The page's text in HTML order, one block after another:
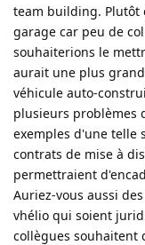
team building. Plutôt
garage car peu de
souhaiterions le
aurait une plus
véhicule auto-
plusieurs problèmes
exemples d'une telle
contrats de mise à
permettraient
Auriez-vous aussi
vhélio qui soient
collègues souhaitent